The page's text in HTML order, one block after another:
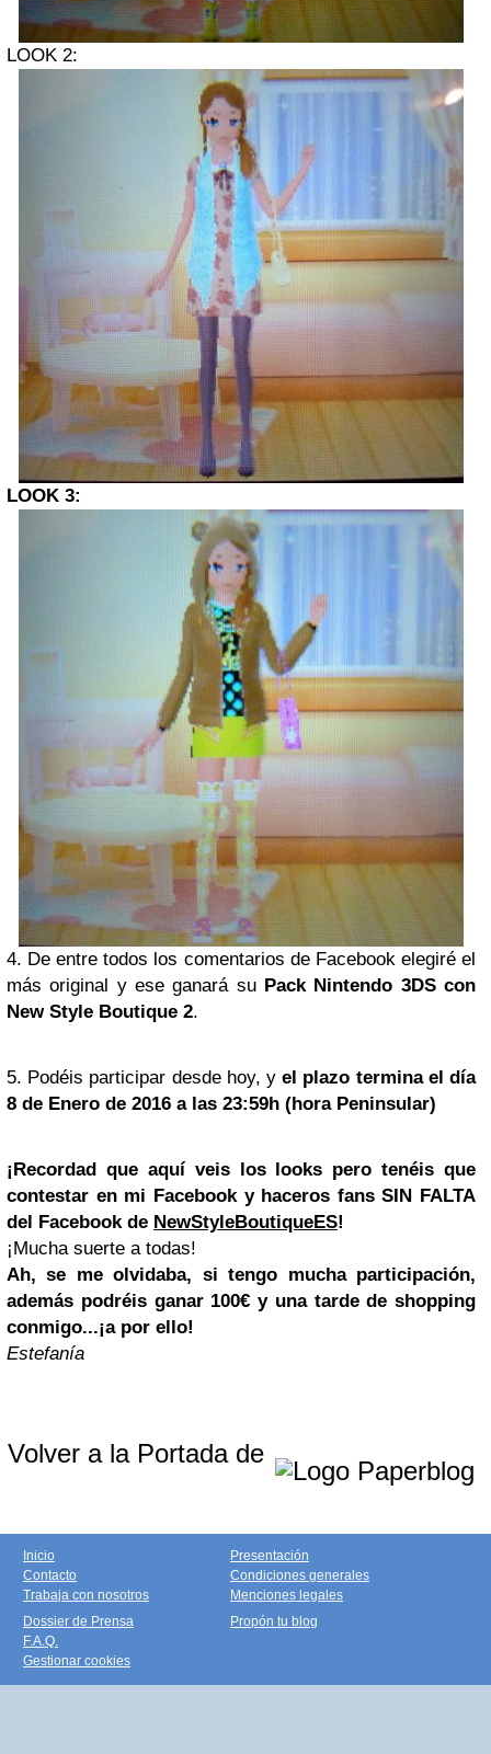
LOOK 2:
LOOK 3:
4. De entre todos los comentarios de Facebook elegiré el
másoriginal y ese ganará su Pack Nintendo 3DS con
New Style Boutique 2.
5. Podéis participar desde hoy, yel plazo termina el día
8 de Enero de 2016 a las 23:59h (hora Peninsular)
¡Recordad que aquí veis los looks pero tenéis que
contestar en mi Facebook y haceros fans SIN FALTA
del Facebook de NewStyleBoutiqueES!
¡Mucha suerte a todas!
Ah, se me olvidaba, si tengo mucha participación,
además podréis ganar 100€ y una tarde de shopping
conmigo...¡a por ello!
Estefanía
Volver a la Portada de
Inicio
Contacto
Trabaja con nosotros
Presentación
Condiciones generales
Menciones legales
Dossier de Prensa
F.A.Q.
Gestionar cookies
Propón tu blog